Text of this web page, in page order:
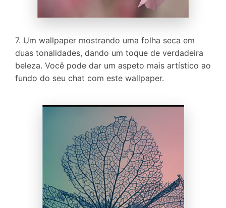
7. Um wallpaper mostrando uma folha seca em
duas tonalidades, dando um toque de verdadeira
beleza. Você pode dar um aspeto mais artístico ao
fundo do seu chat com este wallpaper.